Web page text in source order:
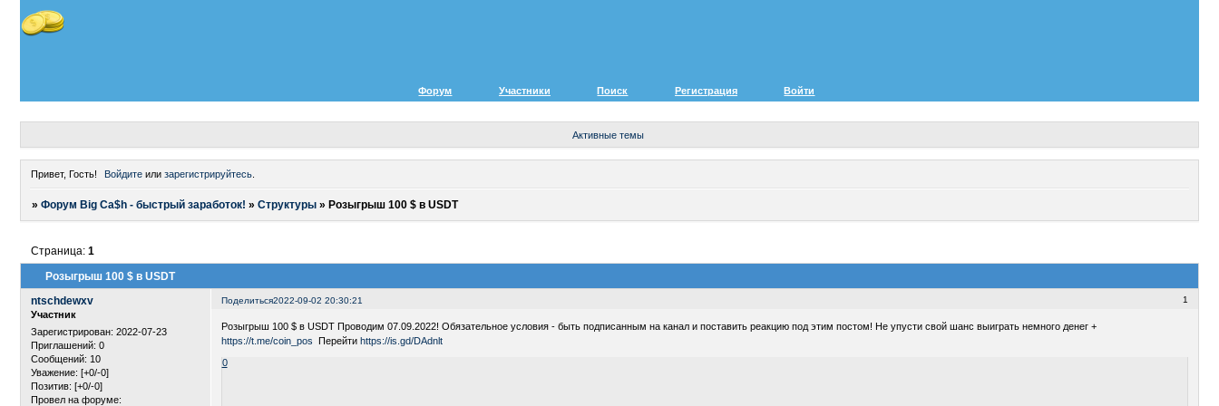
Форум Участники Поиск Регистрация Войти
Активные темы
Привет, Гость! Войдите или зарегистрируйтесь
» Форум Big Ca$h - быстрый заработок! » Структуры » Розыгрыш 100 $ в USDT
Розыгрыш 100 $ в USDT
Страница: 1
Поделиться 1
2022-09-02 20:30:21
ntschdewxv
Участник
Зарегистрирован: 2022-07-23
Приглашений: 0
Сообщений: 10
Уважение: [+0/-0]
Позитив: [+0/-0]
Провел на форуме:
Розыгрыш 100 $ в USDT Проводим 07.09.2022! Обязательное условия - быть подписанным на канал и поставить реакцию под этим постом! Не упусти свой шанс выиграть немного денег +
https://t.me/coin_pos Перейти https://is.gd/DAdnlt
0